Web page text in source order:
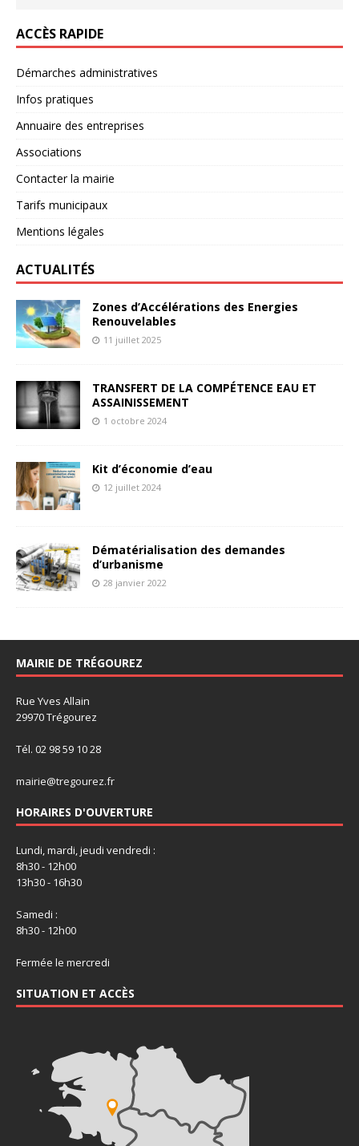
ACCÈS RAPIDE
Démarches administratives
Infos pratiques
Annuaire des entreprises
Associations
Contacter la mairie
Tarifs municipaux
Mentions légales
ACTUALITÉS
Zones d’Accélérations des Energies
Renouvelables
11 juillet 2025
TRANSFERT DE LA COMPÉTENCE EAU ET
ASSAINISSEMENT
1 octobre 2024
Kit d’économie d’eau
12 juillet 2024
Dématérialisation des demandes
d’urbanisme
28 janvier 2022
MAIRIE DE TRÉGOUREZ
Rue Yves Allain
29970 Trégourez
Tél. 02 98 59 10 28
mairie@tregourez.fr
HORAIRES D'OUVERTURE
Lundi, mardi, jeudi vendredi :
8h30 - 12h00
13h30 - 16h30
Samedi :
8h30 - 12h00
Fermée le mercredi
SITUATION ET ACCÈS